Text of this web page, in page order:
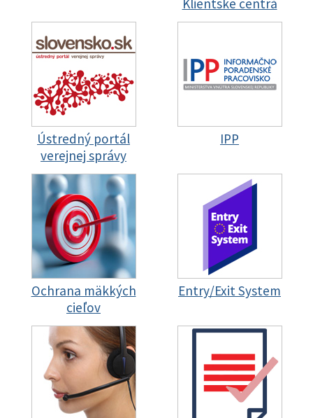
Ústredný portál
verejnej správy
IPP
Ochrana mäkkých
cieľov
Entry/Exit System